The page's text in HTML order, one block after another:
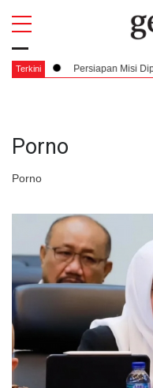
TerkiniPersiapan Misi Diplomatik
Porno
Porno
All